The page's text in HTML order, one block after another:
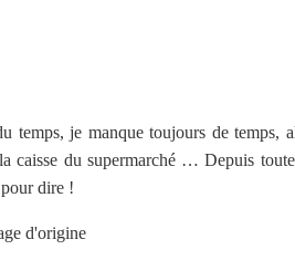
temps, je manque toujours de temps,
caisse du supermarché … Depuis
dire !